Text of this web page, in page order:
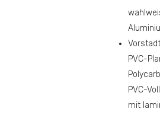
PVC-
PVC-
mit